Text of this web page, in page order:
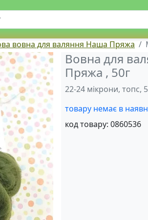
вовна для валяння Наша Пряжа
Вовна для
Пряжа , 50г
22-24 мікрони, топс,
товару немає в
код товару: 0860536